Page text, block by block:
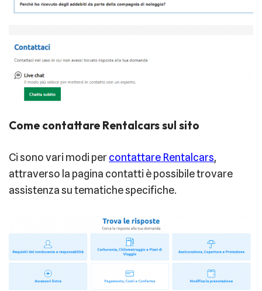
Come contattare Rentalcars sul sito
Ci sono vari modi percontattare Rentalcars,
attraverso la pagina contatti è possibile trovare
assistenza su tematiche specifiche.